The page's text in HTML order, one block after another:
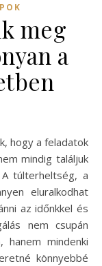
meg
a
mindig találjuk
túlterheltség, a
eluralkodhat
az időnkkel és
nem csupán
hanem mindenki
könnyebbé